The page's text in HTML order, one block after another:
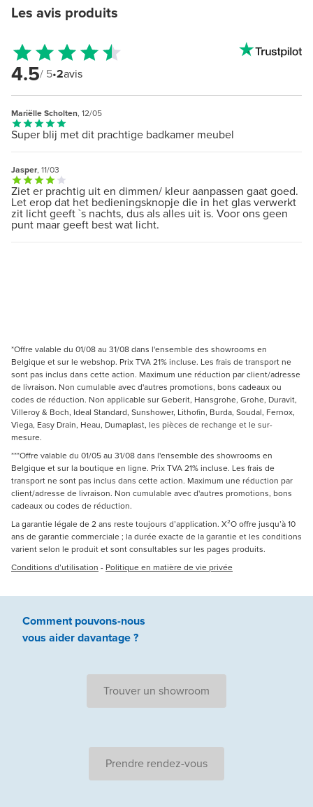
Les avis produits
4.5/ 5•2avis
Mariëlle Scholten, 12/05
Super blij met dit prachtige badkamer meubel
Jasper, 11/03
Ziet er prachtig uit en dimmen/ kleur aanpassen gaat goed.
Let erop dat het bedieningsknopje die in het glas verwerkt
zit licht geeft `s nachts, dus als alles uit is. Voor ons geen
punt maar geeft best wat licht.
*Offre valable du 01/08 au 31/08 dans l'ensemble des showrooms en
Belgique et sur le webshop. Prix TVA 21% incluse. Les frais de transport ne
sont pas inclus dans cette action. Maximum une réduction par client/adresse
de livraison. Non cumulable avec d'autres promotions, bons cadeaux ou
codes de réduction. Non applicable sur Geberit, Hansgrohe, Grohe, Duravit,
Villeroy & Boch, Ideal Standard, Sunshower, Lithofin, Burda, Soudal, Fernox,
Viega, Easy Drain, Heau, Dumaplast, les pièces de rechange et le sur-
mesure.
***Offre valable du 01/05 au 31/08 dans l'ensemble des showrooms en
Belgique et sur la boutique en ligne. Prix TVA 21% incluse. Les frais de
transport ne sont pas inclus dans cette action. Maximum une réduction par
client/adresse de livraison. Non cumulable avec d'autres promotions, bons
cadeaux ou codes de réduction.
La garantie légale de 2 ans reste toujours d’application. X²O offre jusqu’à 10
ans de garantie commerciale ; la durée exacte de la garantie et les conditions
varient selon le produit et sont consultables sur les pages produits.
Conditions d’utilisation - Politique en matière de vie privée
Comment pouvons-nous
vous aiderdavantage ?
Trouver un showroom
Prendre rendez-vous